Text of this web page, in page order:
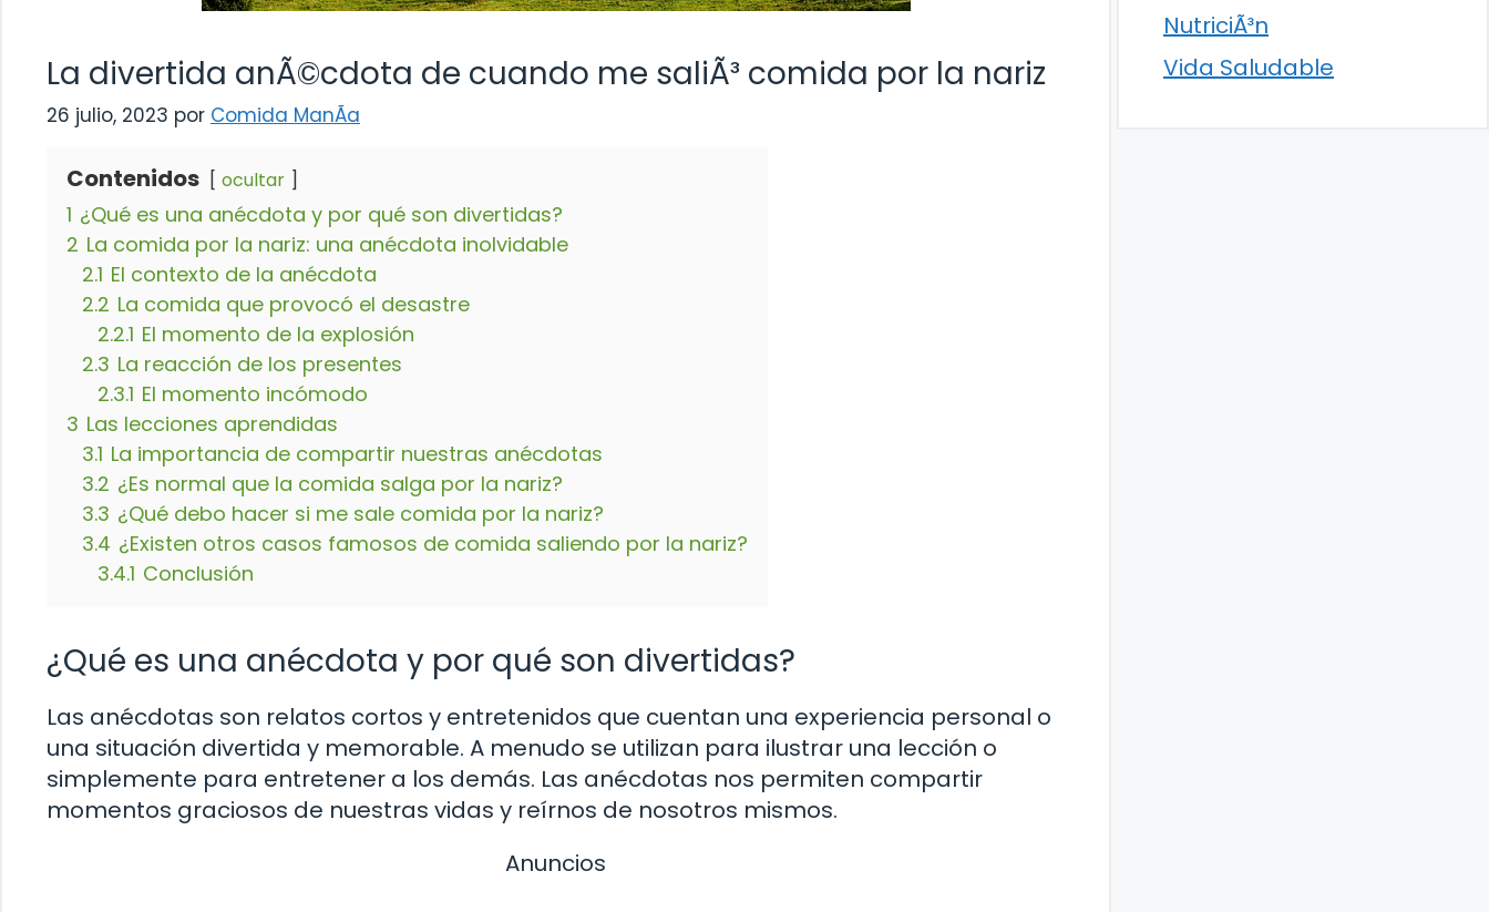
La divertida anÃ©cdota de cuando me saliÃ³ comida por la nariz
26 julio, 2023 por Comida ManÃ­a
Contenidos ocultar
1 ¿Qué es una anécdota y por qué son divertidas?
2 La comida por la nariz: una anécdota inolvidable
2.1 El contexto de la anécdota
2.2 La comida que provocó el desastre
2.2.1 El momento de la explosión
2.3 La reacción de los presentes
2.3.1 El momento incómodo
3 Las lecciones aprendidas
3.1 La importancia de compartir nuestras anécdotas
3.2 ¿Es normal que la comida salga por la nariz?
3.3 ¿Qué debo hacer si me sale comida por la nariz?
3.4 ¿Existen otros casos famosos de comida saliendo por la nariz?
3.4.1 Conclusión
¿Qué es una anécdota y por qué son divertidas?
Las anécdotas son relatos cortos y entretenidos que cuentan una experiencia personal o
una situación divertida y memorable. A menudo se utilizan para ilustrar una lección o
simplemente para entretener a los demás. Las anécdotas nos permiten compartir
momentos graciosos de nuestras vidas y reírnos de nosotros mismos.
Anuncios
NutriciÃ³n
Vida Saludable